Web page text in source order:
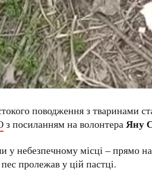
поводження з тваринами
з посиланням на волонтераЯну
у небезпечному місці – прямо
пролежав у цій пастці.